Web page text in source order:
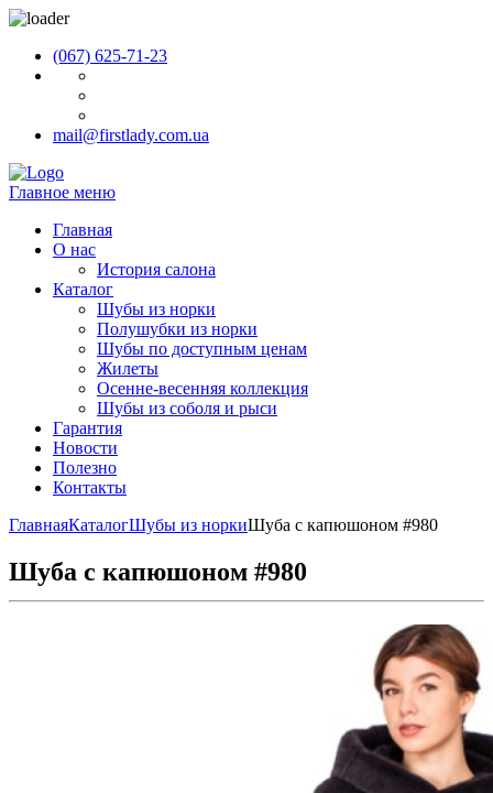
(067) 625-71-23
mail@firstlady.com.ua
Главное меню
Главная
О нас
История салона
Каталог
Шубы из норки
Полушубки из норки
Шубы по доступным ценам
Жилеты
Осенне-весенняя коллекция
Шубы из соболя и рыси
Гарантия
Новости
Полезно
Контакты
ГлавнаяКаталогШубы из норкиШуба с капюшоном #980
Шуба с капюшоном #980